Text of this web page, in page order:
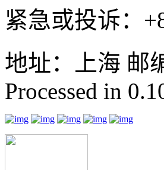
紧急或投诉：
地址：上海 邮
Processed in